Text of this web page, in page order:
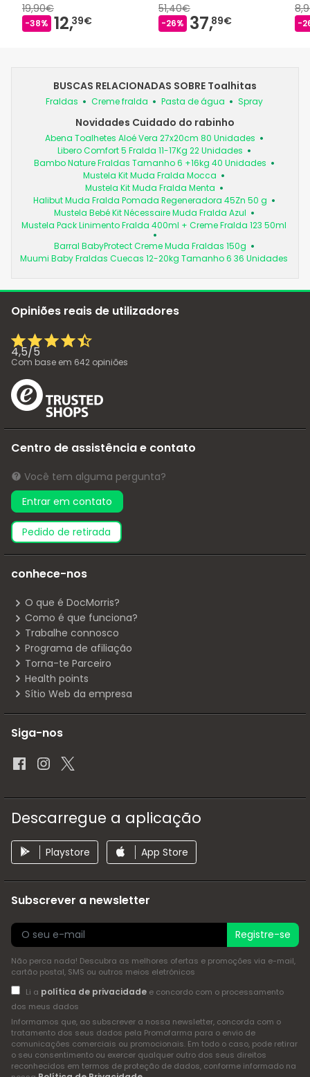
19,90€
-38% 12,39€
51,40€
-26% 37,89€ -
BUSCAS RELACIONADAS SOBRE Toalhitas
Fraldas Creme fralda Pasta de água Spray
Novidades Cuidado do rabinho
Abena Toalhetes Aloé Vera 27x20cm 80 Unidades
Libero Comfort 5 Fralda 11-17Kg 22 Unidades
Bambo Nature Fraldas Tamanho 6 +16kg 40 Unidades
Mustela Kit Muda Fralda Mocca
Mustela Kit Muda Fralda Menta
Halibut Muda Fralda Pomada Regeneradora 45Zn 50 g
Mustela Bebé Kit Nécessaire Muda Fralda Azul
Mustela Pack Linimento Fralda 400ml + Creme Fralda 123 50ml
Barral BabyProtect Creme Muda Fraldas 150g
Muumi Baby Fraldas Cuecas 12-20kg Tamanho 6 36 Unidades
Opiniões reais de utilizadores
4,5/5
Com base em 642 opiniões
Centro de assistência e contato
Você tem alguma pergunta?
Entrar em contato
pedido de retirada
conhece-nos
O que é DocMorris?
Como é que funciona?
Trabalhe connosco
Programa de afiliação
Torna-te Parceiro
Health points
Sítio Web da empresa
Siga-nos
Descarregue a aplicação
Playstore App Store
Subscrever a newsletter
Registre-se
Não perca nada! Descubra as melhores ofertas e promoções via e-mail,
cartão postal, SMS ou outros meios eletrónicos
Li a política de privacidadee concordo com o processamento
dos meus dados
Informamos que, ao subscrever a nossa newsletter, concorda com o
tratamento dos seus dados pela Promofarma para o envio de
comunicações comerciais ou promocionais. Em todo o caso, pode retirar
o seu consentimento ou exercer qualquer outro dos seus direitos
reconhecidos em termos de proteção de dados, conforme informado na